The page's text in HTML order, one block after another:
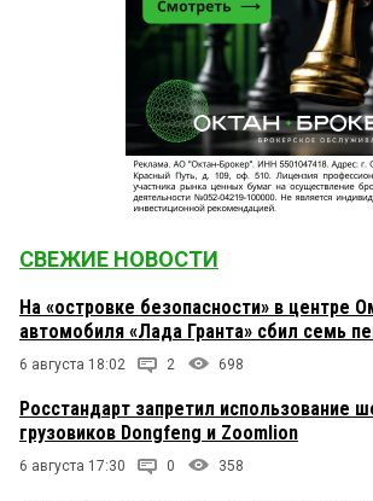
СВЕЖИЕ НОВОСТИ
На «островке безопасности» в центре
автомобиля «Лада Гранта» сбил семь
6 августа 18:02 2 698
Росстандарт запретил использование
грузовиков Dongfeng и Zoomlion
6 августа 17:30 0 358